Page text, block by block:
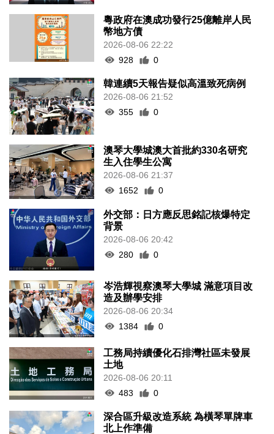
粵政府在澳成功發行25億離岸人民
幣地方債
2026-08-06 22:22
928
0
韓連續5天報告疑似高溫致死病例
2026-08-06 21:52
355
0
澳琴大學城澳大首批約330名研究
生入住學生公寓
2026-08-06 21:37
1652
0
外交部：日方應反思銘記核爆特定
背景
2026-08-06 20:42
280
0
岑浩輝視察澳琴大學城 滿意項目改
造及辦學安排
2026-08-06 20:34
1384
0
工務局持續優化石排灣社區未發展
土地
2026-08-06 20:11
483
0
深合區升級改造系統 為橫琴單牌車
北上作準備